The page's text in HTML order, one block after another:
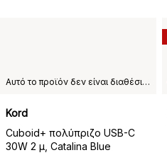
Αυτό το προϊόν δεν είναι διαθέσιμο στη χώρα παράδοσης που έχετε επιλέξει.
Kord
Cuboid+ πολύπριζο USB-C
30W 2 μ, Catalina Blue